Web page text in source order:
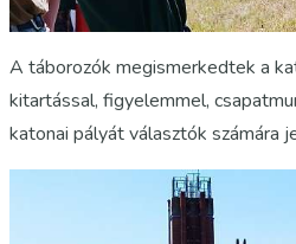
A táborozók megismerkedtek a
kitartással, figyelemmel,
katonai pályát választók számára